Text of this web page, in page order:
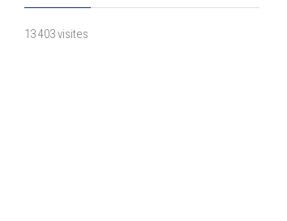
13 403 visites